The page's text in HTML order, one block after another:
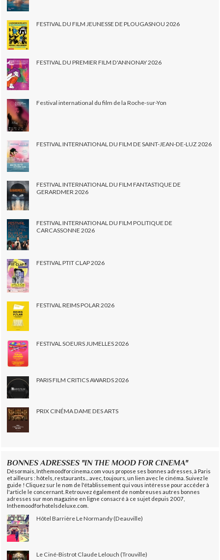
FESTIVAL DU FILM JEUNESSE DE PLOUGASNOU 2026
FESTIVAL DU PREMIER FILM D'ANNONAY 2026
Festival international du film de la Roche-sur-Yon
FESTIVAL INTERNATIONAL DU FILM DE SAINT-JEAN-DE-LUZ 2026
FESTIVAL INTERNATIONAL DU FILM FANTASTIQUE DE
GERARDMER 2026
FESTIVAL INTERNATIONAL DU FILM POLITIQUE DE
CARCASSONNE 2026
FESTIVAL PTIT CLAP 2026
FESTIVAL REIMS POLAR 2026
FESTIVAL SOEURS JUMELLES 2026
PARIS FILM CRITICS AWARDS 2026
PRIX CINÉMA DAME DES ARTS
BONNES ADRESSES "IN THE MOOD FOR CINEMA"
Désormais, Inthemoodforcinema.com vous propose ses bonnes adresses, à Paris
et ailleurs : hôtels, restaurants... avec, toujours, un lien avec le cinéma. Suivez le
guide ! Cliquez sur le nom de l'établissement qui vous intéresse pour accéder à
l'article le concernant. Retrouvez également de nombreuses autres bonnes
adresses sur mon magazine en ligne consacré à ce sujet depuis 2007,
Inthemoodforhotelsdeluxe.com.
Hôtel Barrière Le Normandy (Deauville)
Le Ciné-Bistrot Claude Lelouch (Trouville)